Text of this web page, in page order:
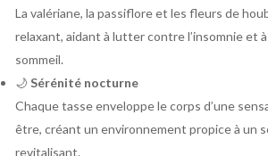
La valériane, la passiflore et les fleurs de
relaxant, aidant à lutter contre l’insomnie et
sommeil.
🌙 Sérénité nocturne
Chaque tasse enveloppe le corps d’une
être, créant un environnement propice à un
revitalisant.